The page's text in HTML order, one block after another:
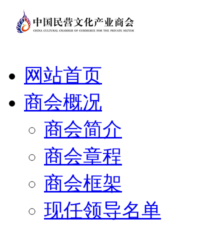
网站首页
商会概况
商会简介
商会章程
商会框架
现任领导名单